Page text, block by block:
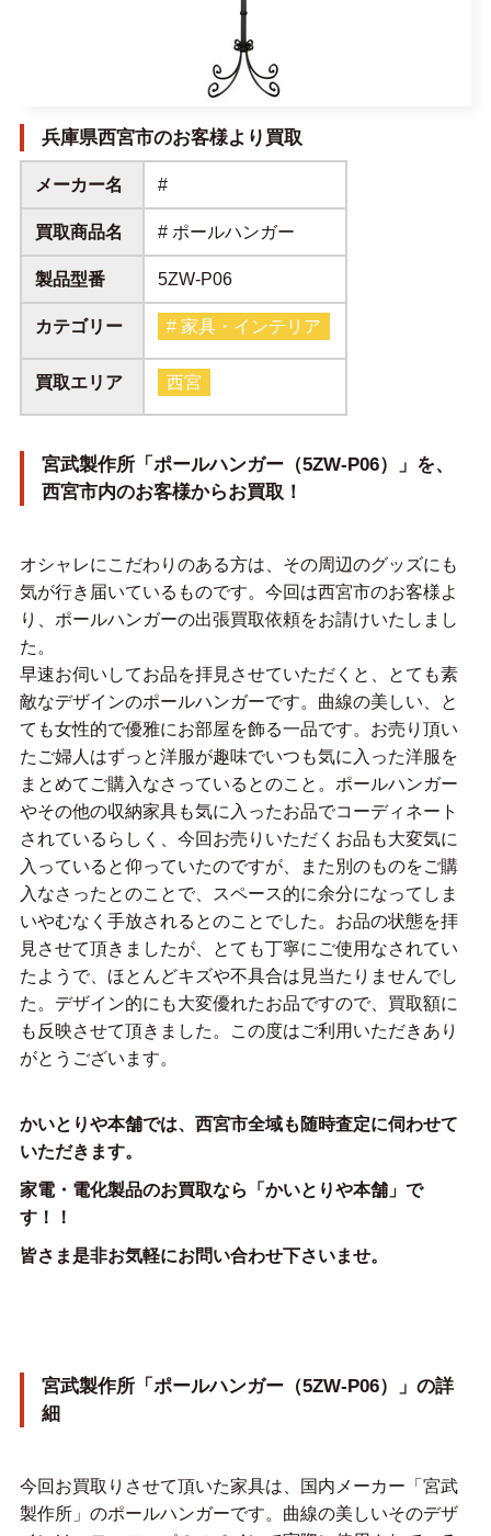
兵庫県西宮市のお客様より買取
メーカー名 #
買取商品名 # ポールハンガー
製品型番 5ZW-P06
カテゴリー # 家具・インテリア
買取エリア 西宮
宮武製作所「ポールハンガー（5ZW-P06）」を、
西宮市内のお客様からお買取！
オシャレにこだわりのある方は、その周辺のグッズにも
気が行き届いているものです。今回は西宮市のお客様よ
り、ポールハンガーの出張買取依頼をお請けいたしまし
た。
早速お伺いしてお品を拝見させていただくと、とても素
敵なデザインのポールハンガーです。曲線の美しい、と
ても女性的で優雅にお部屋を飾る一品です。お売り頂い
たご婦人はずっと洋服が趣味でいつも気に入った洋服を
まとめてご購入なさっているとのこと。ポールハンガー
やその他の収納家具も気に入ったお品でコーディネート
されているらしく、今回お売りいただくお品も大変気に
入っていると仰っていたのですが、また別のものをご購
入なさったとのことで、スペース的に余分になってしま
いやむなく手放されるとのことでした。お品の状態を拝
見させて頂きましたが、とても丁寧にご使用なされてい
たようで、ほとんどキズや不具合は見当たりませんでし
た。デザイン的にも大変優れたお品ですので、買取額に
も反映させて頂きました。この度はご利用いただきあり
がとうございます。
かいとりや本舗では、西宮市全域も随時査定に伺わせて
いただきます。
家電・電化製品のお買取なら「かいとりや本舗」で
す！！
皆さま是非お気軽にお問い合わせ下さいませ。
宮武製作所「ポールハンガー（5ZW-P06）」の詳
細
今回お買取りさせて頂いた家具は、国内メーカー「宮武
製作所」のポールハンガーです。曲線の美しいそのデザ